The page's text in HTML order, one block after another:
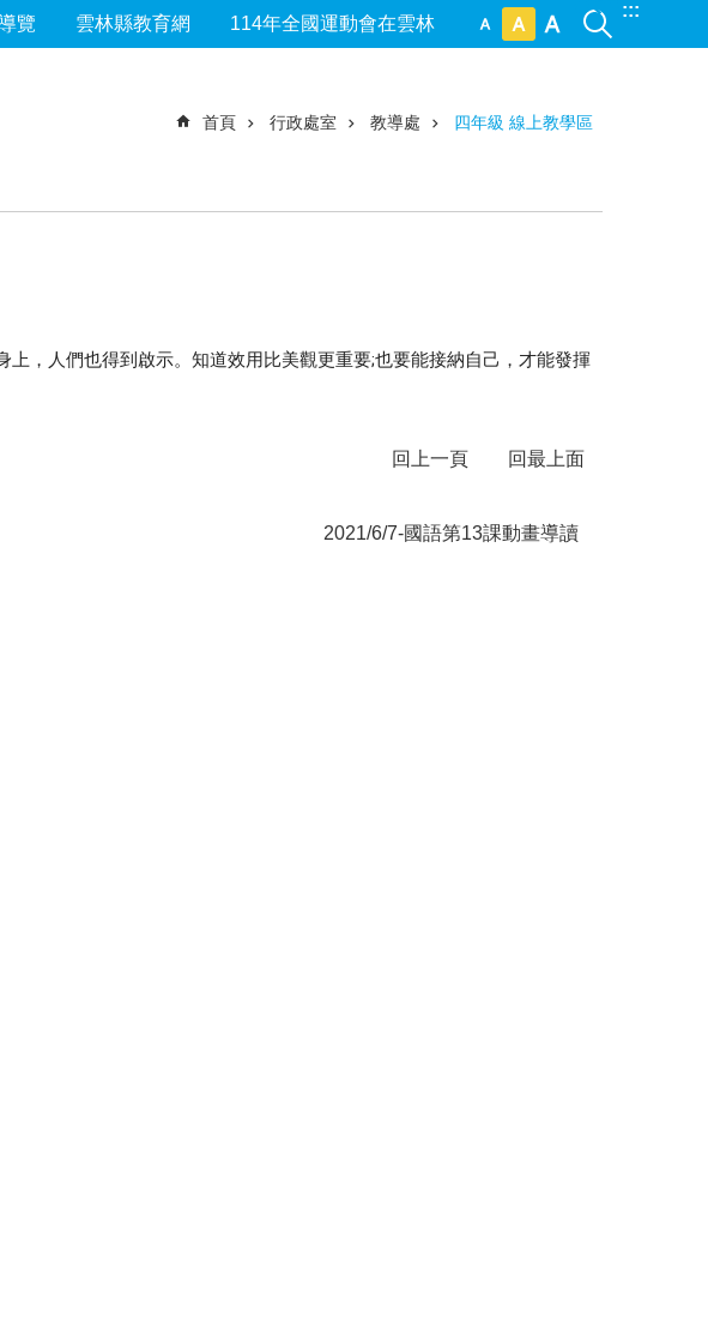
:::
覽 雲林縣教育網 114年全國運動會在雲林
首頁 行政處室 教導處 四年級 線上教學區
，人們也得到啟示。知道效用比美觀更重要;也要能接納自己，才能發揮
回上一頁 回最上面
2021/6/7-國語第13課動畫導讀